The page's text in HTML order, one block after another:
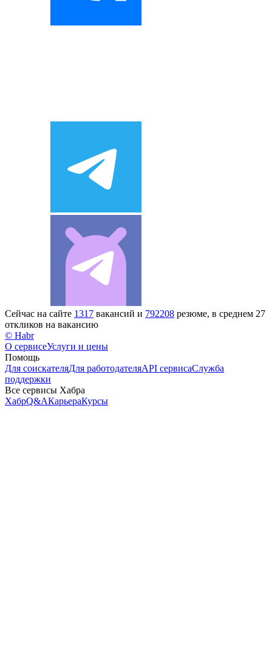
Сейчас на сайте 1317 вакансий и 792208 резюме, в среднем 27
откликов на вакансию
© Habr
О сервисеУслуги и цены
Помощь
Для соискателяДля работодателяAPI сервисаСлужба
поддержки
Все сервисы Хабра
ХабрQ&AКарьераКурсы